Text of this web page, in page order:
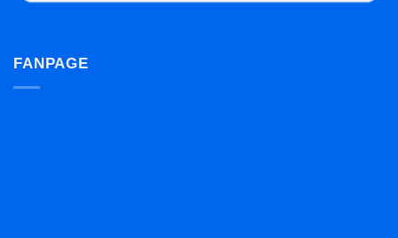
FANPAGE